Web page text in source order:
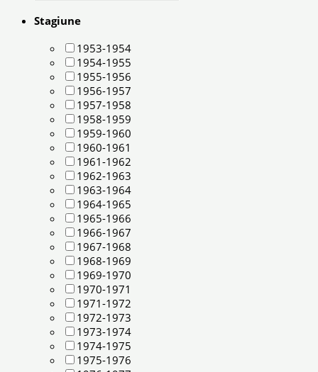
Stagiune
1953-1954
1954-1955
1955-1956
1956-1957
1957-1958
1958-1959
1959-1960
1960-1961
1961-1962
1962-1963
1963-1964
1964-1965
1965-1966
1966-1967
1967-1968
1968-1969
1969-1970
1970-1971
1971-1972
1972-1973
1973-1974
1974-1975
1975-1976